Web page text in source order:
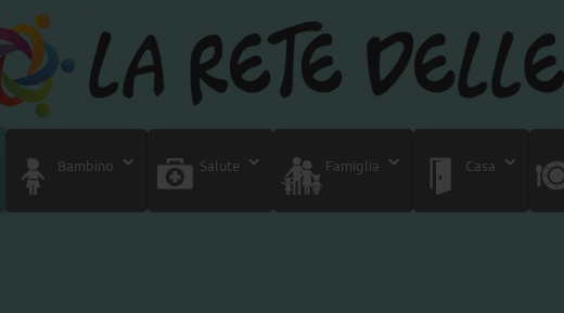
Bambino Salute Famiglia Casa